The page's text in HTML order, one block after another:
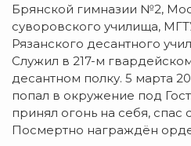
Брянской гимназии №2,
суворовского училища,
Рязанского десантного
Служил в 217-м
десантном полку. 5 марта
попал в окружение под
принял огонь на себя, спас
Посмертно награждён